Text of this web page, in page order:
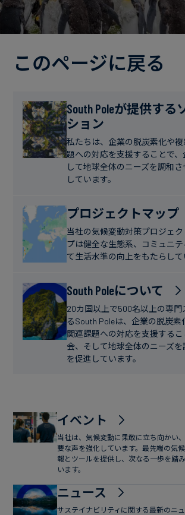
誠
実
へ
り
み
ー・
電
ガ
ス
食
飲
料
ス
テ
ナ
ブ
フ
ァ
イ
ナ
ン
ン
ト
ブ
ロ
ー
ス
ス
デ
ィ
ニ
ー
ス
このページに戻る
South Poleが提供する
ション
私たちは、企業の脱炭素化や
題への対応を支援することで
して地球全体のニーズを調和
しています。
プロジェクトマップ
当社の気候変動対策プロジェ
プは健全な生態系、コミュニ
て生活水準の向上をもたらして
South Poleについて
20カ国以上で500名以上の専門
るSouth Poleは、企業の脱炭素
関連課題への対応を支援する
会、そして地球全体のニーズ
を促進しています。
イベント
当社は、気候変動に果敢に立ち向かい
要な声を強化しています。最先端の気
報とツールを提供し、次なる一歩を踏
います。
ニュース
サステイナビリティに関する最新のニ